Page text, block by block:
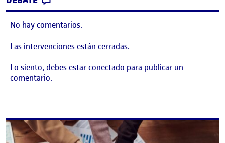
No hay comentarios.
Las intervenciones están cerradas.
Lo siento, debes estarconectado para publicar un
comentario.